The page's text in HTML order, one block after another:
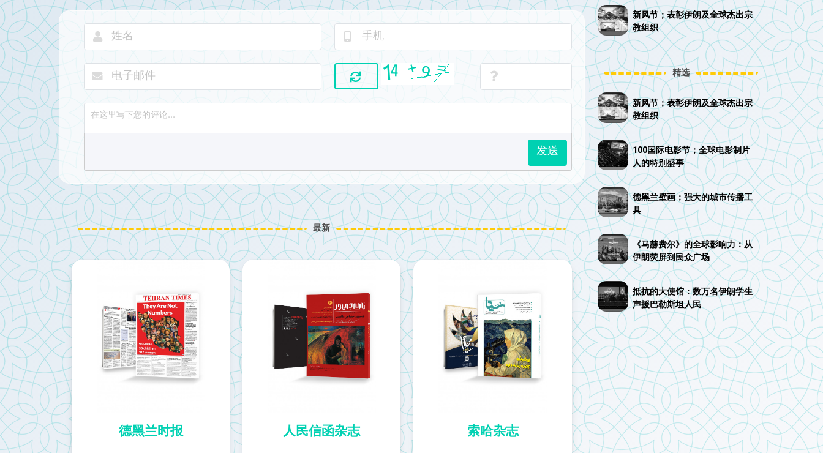
发送
最新
德黑兰时报 人民信函杂志 索哈杂志
新风节；表彰伊朗及全球杰出宗
教组织
精选
新风节；表彰伊朗及全球杰出宗
教组织
100国际电影节；全球电影制片
人的特别盛事
德黑兰壁画；强大的城市传播工
具
《马赫费尔》的全球影响力：从
伊朗荧屏到民众广场
抵抗的大使馆：数万名伊朗学生
声援巴勒斯坦人民